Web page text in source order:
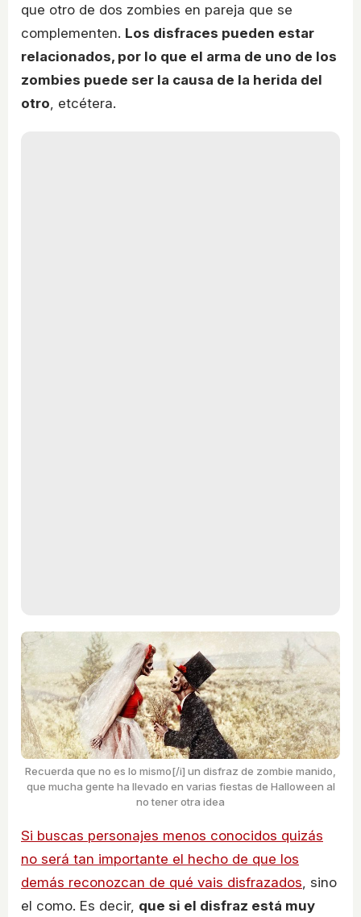
que otro de dos zombies en pareja que se
complementen. Los disfraces pueden estar
relacionados, por lo que el arma de uno de los
zombies puede ser la causa de la herida del
otro , etcétera.
Recuerda que no es lo mismo[/i] un disfraz de zombie manido,
que mucha gente ha llevado en varias fiestas de Halloween al
no tener otra idea
Si buscas personajes menos conocidos quizás
no será tan importante el hecho de que los
demás reconozcan de qué vais disfrazados, sino
el como. Es decir, que si el disfraz está muy